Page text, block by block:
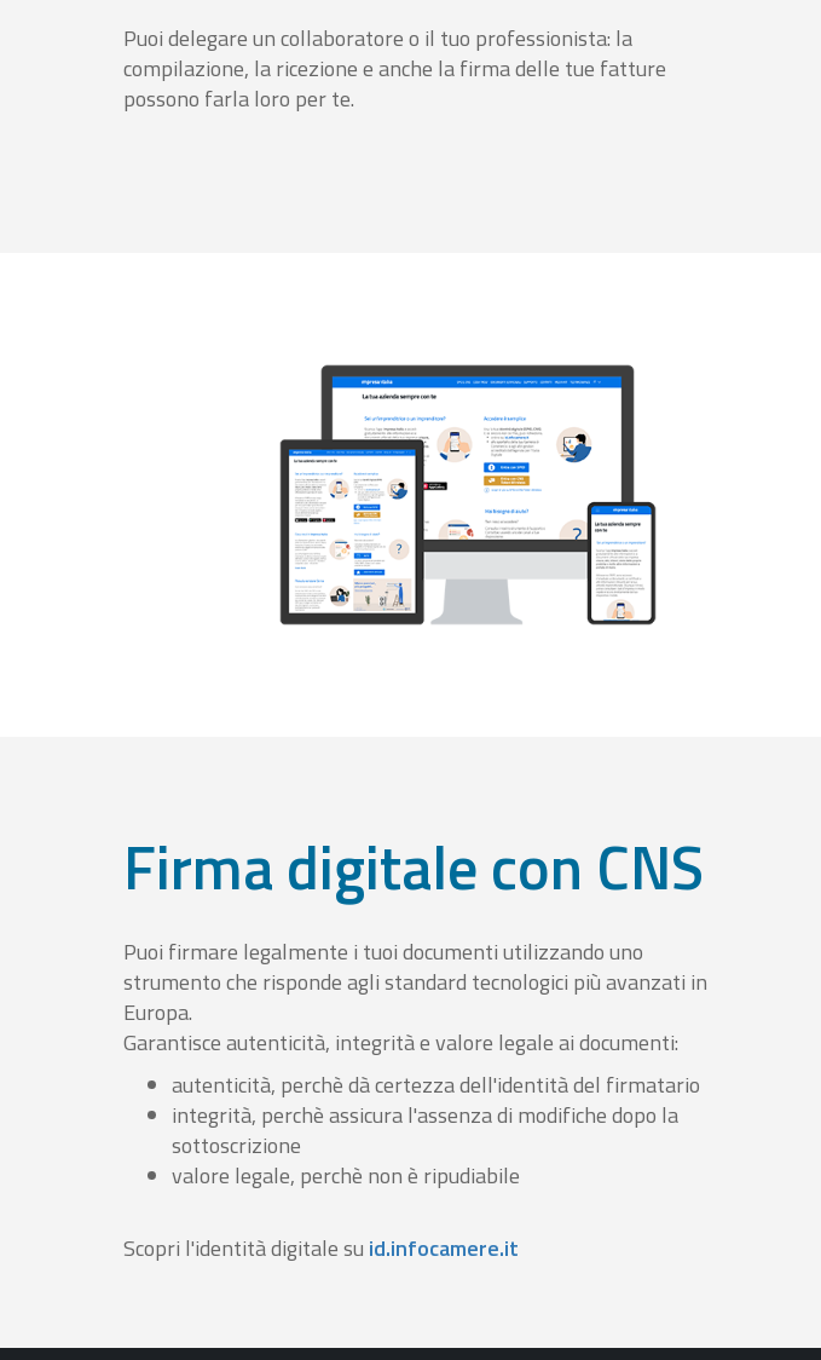
Puoi delegare un collaboratore o il tuo professionista: la
compilazione, la ricezione e anche la firma delle tue fatture
possono farla loro per te.
Firma digitale con CNS
Puoi firmare legalmente i tuoi documenti utilizzando uno
strumento che risponde agli standard tecnologici più avanzati in
Europa.
Garantisce autenticità, integrità e valore legale ai documenti:
autenticità, perchè dà certezza dell'identità del firmatario
integrità, perchè assicura l'assenza di modifiche dopo la
sottoscrizione
valore legale, perchè non è ripudiabile
Scopri l'identità digitale su id.infocamere.it